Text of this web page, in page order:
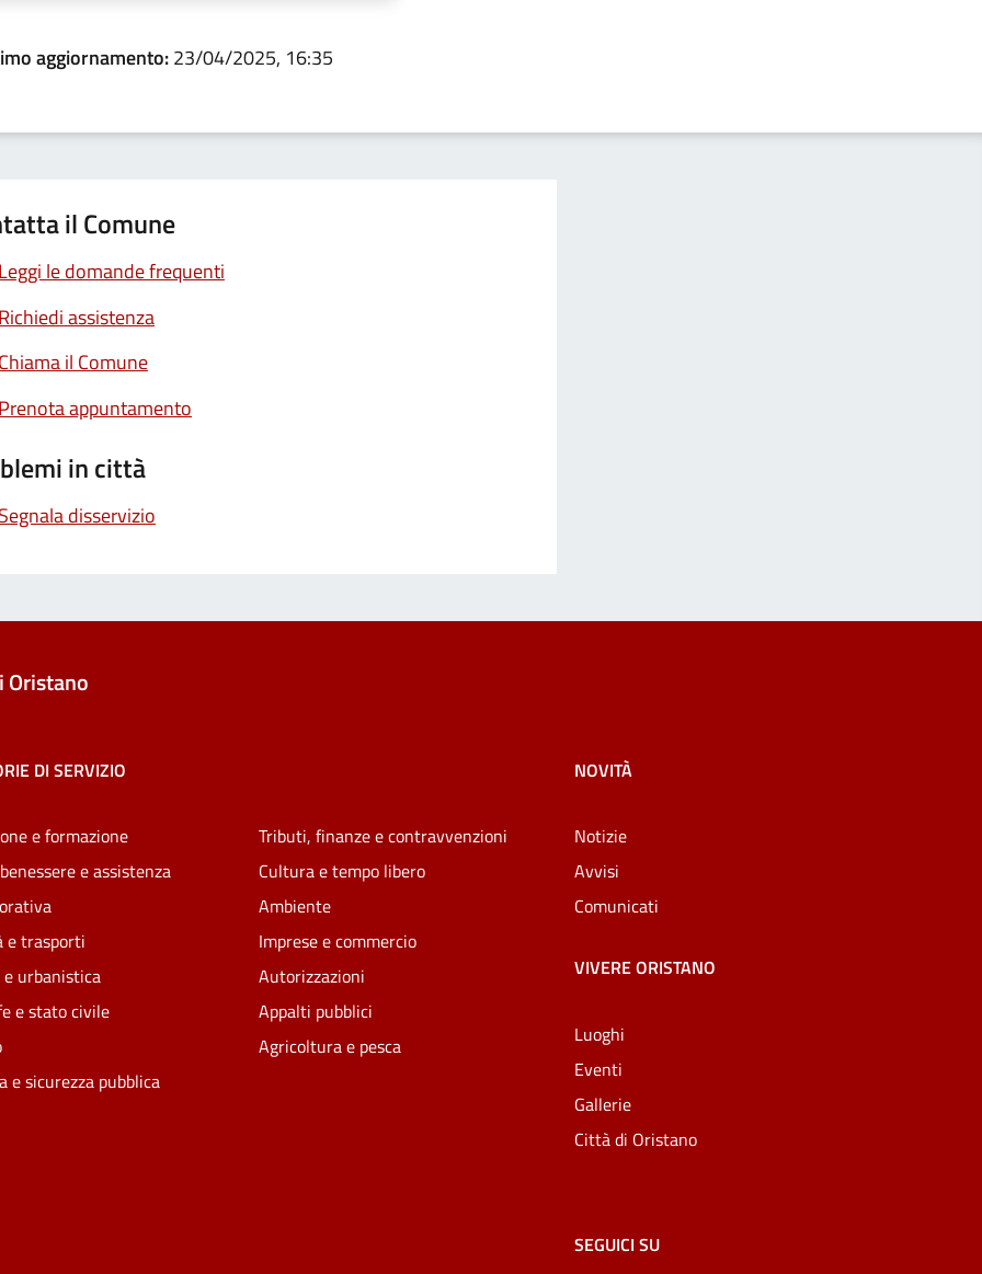
aggiornamento:23/04/2025, 16:35
il Comune
le domande frequenti
assistenza
il Comune
appuntamento
in città
disservizio
Oristano
DI SERVIZIO
e formazione
e assistenza
e trasporti
urbanistica
e stato civile
e sicurezza pubblica
Tributi, finanze e contravvenzioni
Cultura e tempo libero
Ambiente
Imprese e commercio
Autorizzazioni
Appalti pubblici
Agricoltura e pesca
NOVITÀ
Notizie
Avvisi
Comunicati
VIVERE ORISTANO
Luoghi
Eventi
Gallerie
Città di Oristano
SEGUICI SU